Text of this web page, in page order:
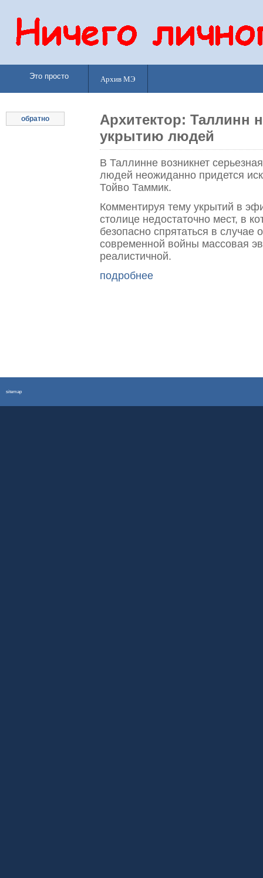
Это просто Архив МЭ
обратно
Архитектор: Таллинн
укрытию людей
В Таллинне возникнет
людей неожиданно придется
Тойво Таммик.
Комментируя тему укрытий в
столице недостаточно мест, в
безопасно спрятаться в
современной войны массовая
реалистичной.
подробнее
sitemap